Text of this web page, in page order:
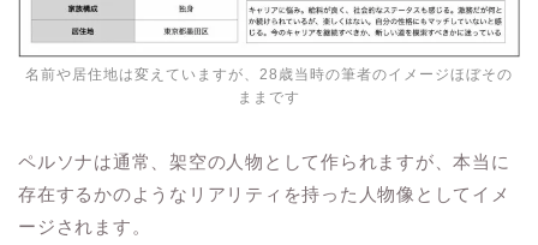
名前や居住地は変えていますが、28歳当時の筆者のイメージほぼその
ままです
ペルソナは通常、架空の人物として作られますが、本当に
存在するかのようなリアリティを持った人物像としてイメ
ージされます。